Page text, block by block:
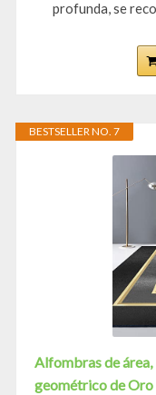
profunda, se
BESTSELLER NO. 7
Alfombras de
geométrico de Oro